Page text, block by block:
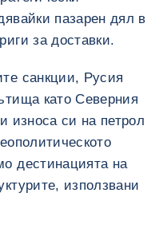
пазарен дял в
за доставки.
санкции, Русия
като Северния
износа си на петрол
дестинацията на
използвани